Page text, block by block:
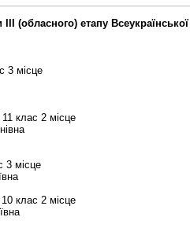
ІІІ (обласного) етапу
3 місце
клас 2 місце
3 місце
10 клас 2 місце